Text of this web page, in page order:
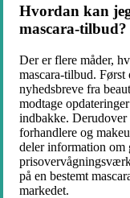
Hvordan kan jeg
mascara-tilbud?
Der er flere måder,
mascara-tilbud.
nyhedsbreve fra
modtage
indbakke.
forhandlere og
deler information om
på en bestemt
markedet.